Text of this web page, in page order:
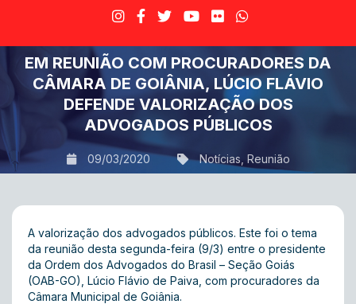
EM REUNIÃO COM PROCURADORES DA
CÂMARA DE GOIÂNIA, LÚCIO FLÁVIO
DEFENDE VALORIZAÇÃO DOS
ADVOGADOS PÚBLICOS
09/03/2020 Notícias Reunião
A valorização dos advogados públicos. Este foi o tema
da reunião desta segunda-feira (9/3) entre o presidente
da Ordem dos Advogados do Brasil – Seção Goiás
(OAB-GO), Lúcio Flávio de Paiva, com procuradores da
Câmara Municipal de Goiânia.